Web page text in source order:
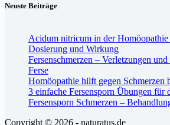
Neuste Beiträge
Acidum nitricum in der
Dosierung und Wirkung
Fersenschmerzen – Verletzungen
Ferse
Homöopathie hilft gegen Schmerzen
3 einfache Fersensporn Übungen für
Fersensporn Schmerzen –
Copyright © 2026 - naturatus.de